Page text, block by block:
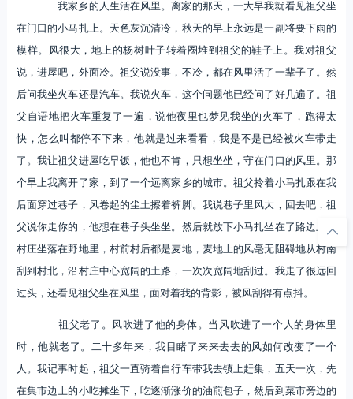
我家乡的人生活在风里。离家的那天，一大早我就看见祖父坐
在门口的小马扎上。天色灰沉清冷，秋天的早上永远是一副将要下雨的
模样。风很大，地上的杨树叶子转着圈堆到祖父的鞋子上。我对祖父
说，进屋吧，外面冷。祖父说没事，不冷，都在风里活了一辈子了。然
后问我坐火车还是汽车。我说火车，这个问题他已经问了好几遍了。祖
父自语地把火车重复了一遍，说他夜里也梦见我坐的火车了，跑得太
快，怎么叫都停不下来，他就是过来看看，我是不是已经被火车带走
了。我让祖父进屋吃早饭，他也不肯，只想坐坐，守在门口的风里。那
个早上我离开了家，到了一个远离家乡的城市。祖父拎着小马扎跟在我
后面穿过巷子，风卷起的尘土擦着裤脚。我说巷子里风大，回去吧，祖
父说你走你的，他想在巷子头坐坐。然后就放下小马扎坐在了路边上。
村庄坐落在野地里，村前村后都是麦地，麦地上的风毫无阻碍地从村南
刮到村北，沿村庄中心宽阔的土路，一次次宽阔地刮过。我走了很远回
过头，还看见祖父坐在风里，面对着我的背影，被风刮得有点抖。
祖父老了。风吹进了他的身体。当风吹进了一个人的身体里
时，他就老了。二十多年来，我目睹了来来去去的风如何改变了一个
人。我记事时起，祖父一直骑着自行车带我去镇上赶集，五天一次，先
在集市边上的小吃摊坐下，吃逐渐涨价的油煎包子，然后到菜市旁边的